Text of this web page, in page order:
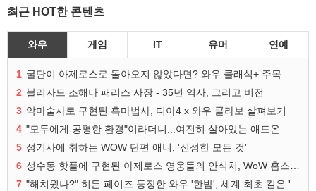
최근 HOT한 콘텐츠
와우 게임 IT 유머 연예
1 굴단이 아제로스로 돌아오지 않았다면? 와우 클래식+ 주목
2 블리자드 조해나 패리스 사장 - 35년 역사, 그리고 비전
3 악마술사로 구현된 흑마법사, 디아4 x 와우 콜라보 살펴보기
4 "모두에게 공평한 환경"이라더니...여전히 살아있는 애드온
5 성기사에 취하는 WOW 단편 애니, '신성한 모든 것'
6
7